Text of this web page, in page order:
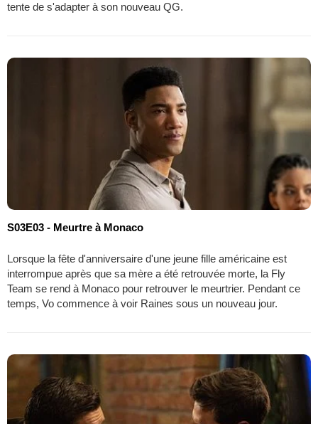
tente de s'adapter à son nouveau QG.
S03E03 - Meurtre à Monaco
Lorsque la fête d'anniversaire d'une jeune fille américaine est
interrompue après que sa mère a été retrouvée morte, la Fly
Team se rend à Monaco pour retrouver le meurtrier. Pendant ce
temps, Vo commence à voir Raines sous un nouveau jour.